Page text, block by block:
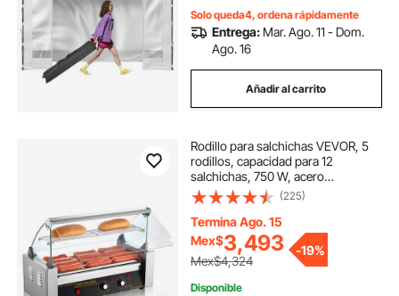
Solo queda4, ordena rápidamente
Entrega: Mar. Ago. 11 - Dom.
Ago. 16
Añadir al carrito
Rodillo para salchichas VEVOR, 5
rodillos, capacidad para 12
salchichas, 750 W, acero
inoxidable, control de temperatura
dual, campana de vidrio, cubierta
acrílica, bandeja calentadora de
pan, bandeja de goteo de aceite
extraíble, certificación ETL.
(225)
Termina Ago. 15
Mex$3,493
Mex$4,324
-19%
Disponible